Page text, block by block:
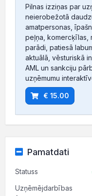
Pilnas izziņas par
neierobežotā
amatpersonas,
peļņa, komercķīlas,
parādi, patiesā
aktuālā, vēsturiskā
AML un sankciju
uzņēmumu
€ 15.00
Pamatdati
Statuss
Uzņēmējdarbības